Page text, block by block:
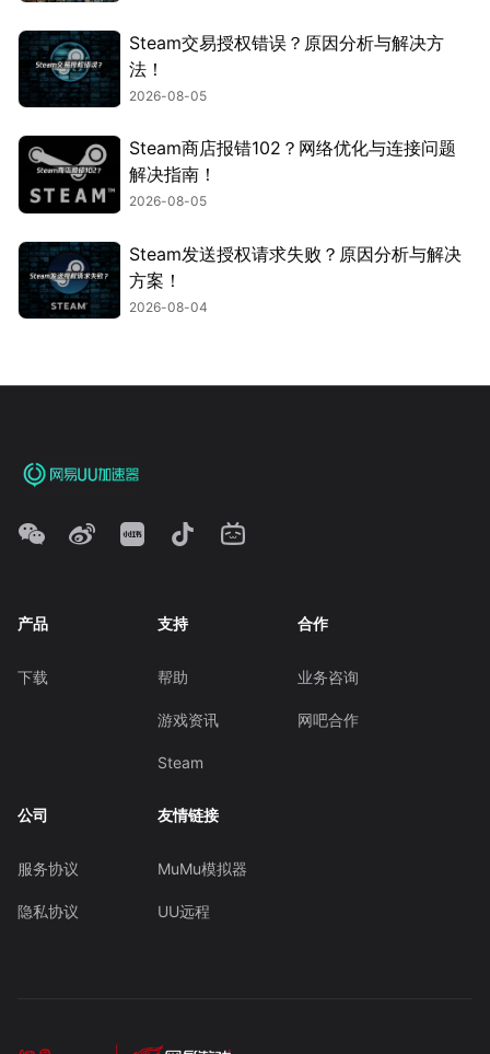
Steam交易授权错误？原因分析与解决方
法！
2026-08-05
Steam商店报错102？网络优化与连接问题
解决指南！
2026-08-05
Steam发送授权请求失败？原因分析与解决
方案！
2026-08-04
产品
下载
支持
帮助
游戏资讯
Steam
合作
业务咨询
网吧合作
公司
服务协议
隐私协议
友情链接
MuMu模拟器
UU远程